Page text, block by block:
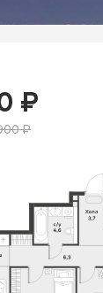
₽
₽